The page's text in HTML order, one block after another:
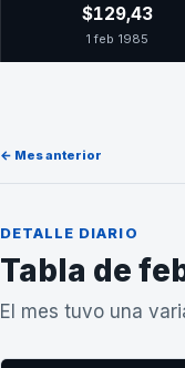
$129,43
1 feb 1985
← Mes anterior
DETALLE DIARIO
Tabla de
El mes tuvo una